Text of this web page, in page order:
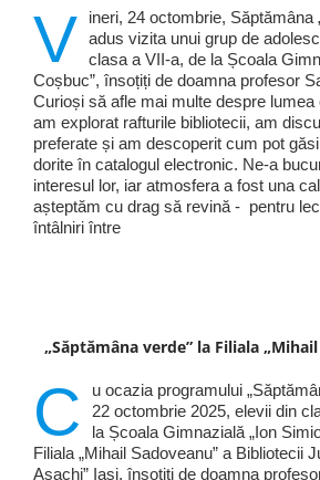
V
ineri, 24 octombrie, Săptămâna
adus vizita unui grup de
clasa a VII-a, de la Școala
Coșbuc”, însoțiți de doamna profesor
Curioși să afle mai multe despre lumea
am explorat rafturile bibliotecii, am
preferate și am descoperit cum pot
dorite în catalogul electronic. Ne-a
interesul lor, iar atmosfera a fost una
așteptăm cu drag să revină - pentru
întâlniri între
„Săptămâna verde” la Filiala
C
u ocazia programului
22 octombrie 2025, elevii din
la Școala Gimnazială „Ion
Filiala „Mihail Sadoveanu” a Bibliotecii
Asachi” Iași, însoțiți de doamna